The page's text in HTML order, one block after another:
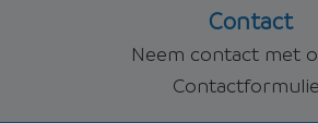
Contact
Neem contact met